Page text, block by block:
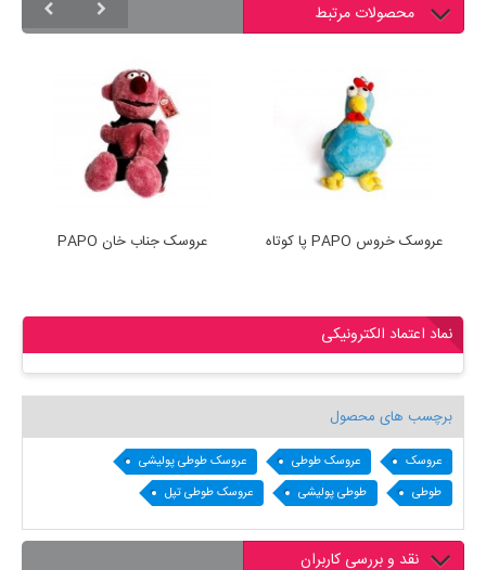
محصولات مرتبط
عروسک جناب خان PAPO عروسک خروس PAPO پا کوتاه
نماد اعتماد الکترونیکی
برچسب های محصول
عروسک عروسک طوطی
عروسک طوطی پولیشی
طوطی
طوطی پولیشی عروسک طوطی تپل
نقد و بررسی کاربران